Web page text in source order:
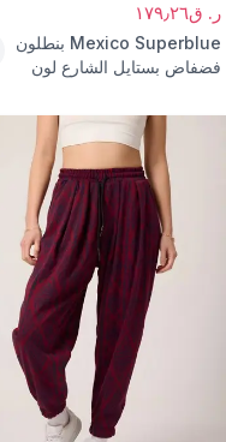
ر. ق١٧٩٫٢٦
Mexico Superblue بنطلون
فضفاض بستايل الشارع لون